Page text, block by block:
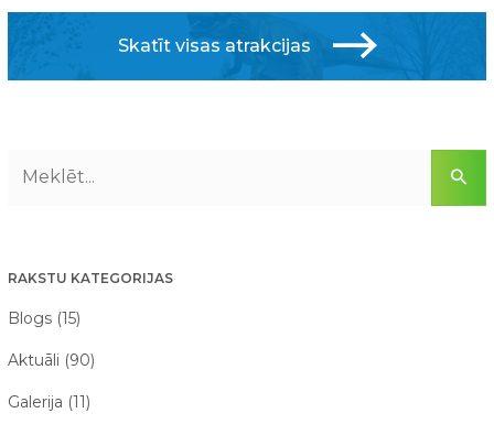
Skatīt visas atrakcijas
RAKSTU KATEGORIJAS
Blogs (15)
Aktuāli (90)
Galerija (11)